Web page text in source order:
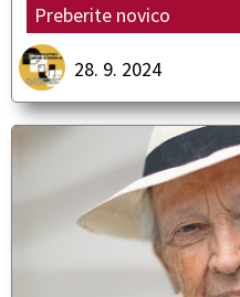
Preberite novico
28. 9. 2024